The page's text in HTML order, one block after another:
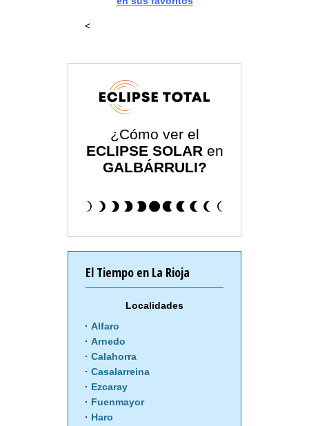
<
¿Cómo ver el
ECLIPSE SOLAR en
GALBÁRRULI?
El Tiempo en La Rioja
Localidades
Alfaro
Arnedo
Calahorra
Casalarreina
Ezcaray
Fuenmayor
Haro